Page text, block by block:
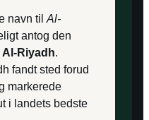
navn til Al-
antog den
Al-Riyadh.
fandt sted forud
markerede
i landets bedste